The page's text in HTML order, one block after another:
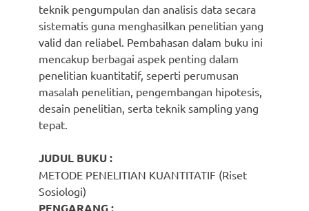
teknik pengumpulan dan analisis data secara
sistematis guna menghasilkan penelitian yang
valid dan reliabel. Pembahasan dalam buku ini
mencakup berbagai aspek penting dalam
penelitian kuantitatif, seperti perumusan
masalah penelitian, pengembangan hipotesis,
desain penelitian, serta teknik sampling yang
tepat.
JUDUL BUKU :
METODE PENELITIAN KUANTITATIF (Riset
Sosiologi)
PENGARANG :